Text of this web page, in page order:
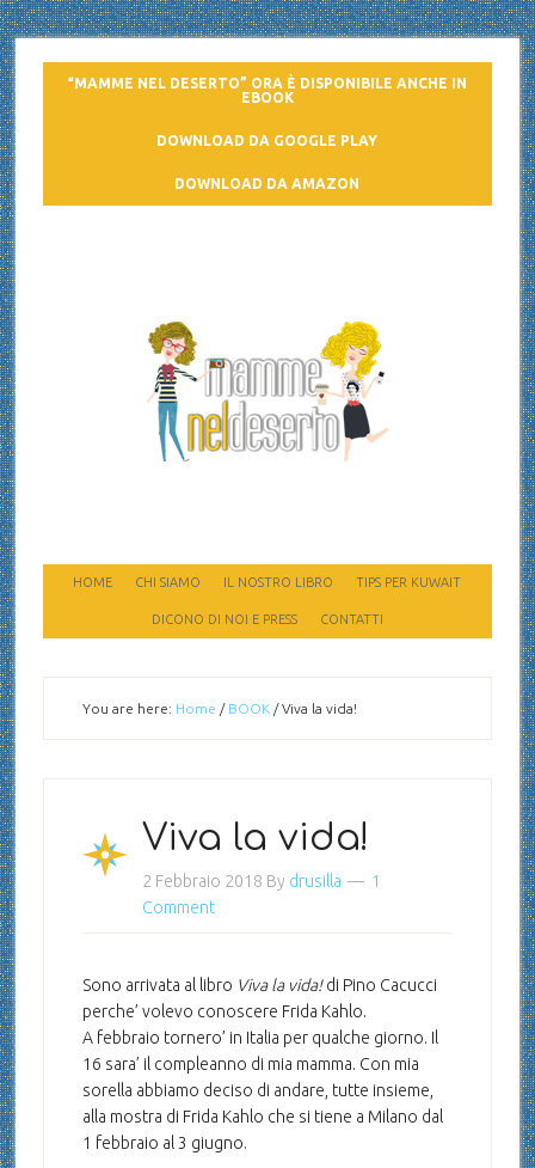
“MAMME NEL DESERTO” ORA È DISPONIBILE ANCHE IN
EBOOK
DOWNLOAD DA GOOGLE PLAY
DOWNLOAD DA AMAZON
HOME CHI SIAMO IL NOSTRO LIBRO TIPS PER KUWAIT
DICONO DI NOI E PRESS CONTATTI
You are here: Home / BOOK /Viva la vida!
Viva la vida!
2 Febbraio 2018 By drusilla
1
Comment
Sono arrivata al libro Viva la vida!di Pino Cacucci
perche’ volevo conoscere Frida Kahlo.
A febbraio tornero’ in Italia per qualche giorno. Il
16 sara’ il compleanno di mia mamma. Con mia
sorella abbiamo deciso di andare, tutte insieme,
alla mostra di Frida Kahlo che si tiene a Milano dal
1 febbraio al 3 giugno.